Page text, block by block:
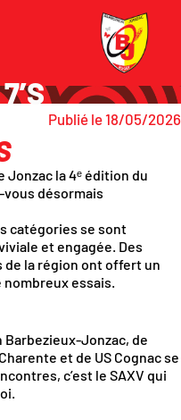
Publié le 18/05/2026
Jonzac la 4ᵉ édition du
vous désormais
catégories se sont
et engagée. Des
la région ont offert un
essais.
Barbezieux-Jonzac, de
et de US Cognacse
c’est le SAXV qui